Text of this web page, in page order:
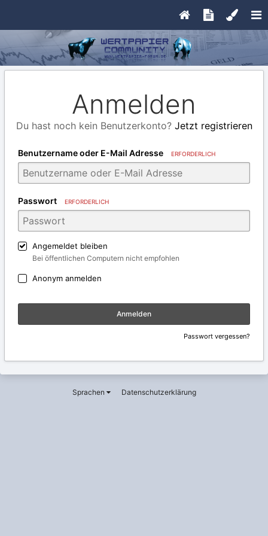
Anmelden
Du hast noch kein Benutzerkonto? Jetzt registrieren
Benutzername oder E-Mail Adresse ERFORDERLICH
Passwort ERFORDERLICH
Angemeldet bleiben
Bei öffentlichen Computern nicht empfohlen
Anonym anmelden
Anmelden
Passwort vergessen?
Sprachen Datenschutzerklärung